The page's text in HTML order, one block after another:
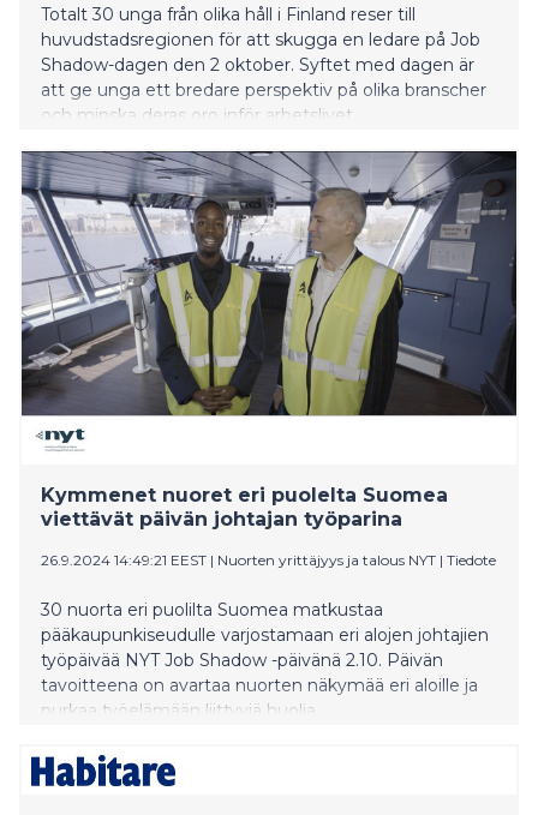
Totalt 30 unga från olika håll i Finland reser till
huvudstadsregionen för att skugga en ledare på Job
Shadow-dagen den 2 oktober. Syftet med dagen är
att ge unga ett bredare perspektiv på olika branscher
och minska deras oro inför arbetslivet.
Kymmenet nuoret eri puolelta Suomea
viettävät päivän johtajan työparina
26.9.2024 14:49:21 EEST | Nuorten yrittäjyys ja talous NYT | Tiedote
30 nuorta eri puolilta Suomea matkustaa
pääkaupunkiseudulle varjostamaan eri alojen johtajien
työpäivää NYT Job Shadow -päivänä 2.10. Päivän
tavoitteena on avartaa nuorten näkymää eri aloille ja
purkaa työelämään liittyviä huolia.